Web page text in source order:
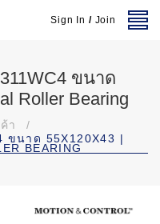
Sign In / Join
ขนาด
Roller Bearing
า
/
ขนาด 55X120X43 |
BEARING